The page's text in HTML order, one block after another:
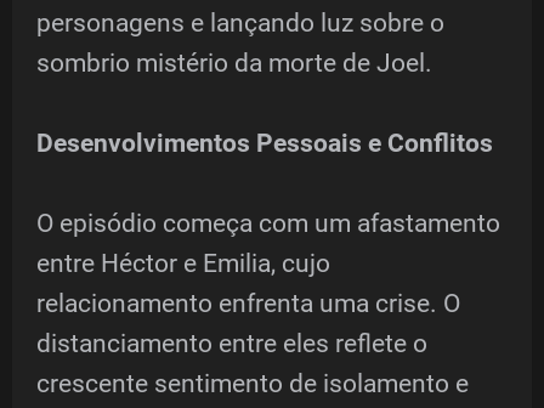
personagens e lançando luz sobre o
sombrio mistério da morte de Joel.
Desenvolvimentos Pessoais e Conflitos
O episódio começa com um afastamento
entre Héctor e Emilia, cujo
relacionamento enfrenta uma crise. O
distanciamento entre eles reflete o
crescente sentimento de isolamento e